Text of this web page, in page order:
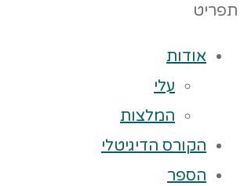
תפריט
אודות
עלי
המלצות
הקורס הדיגיטלי
הספר